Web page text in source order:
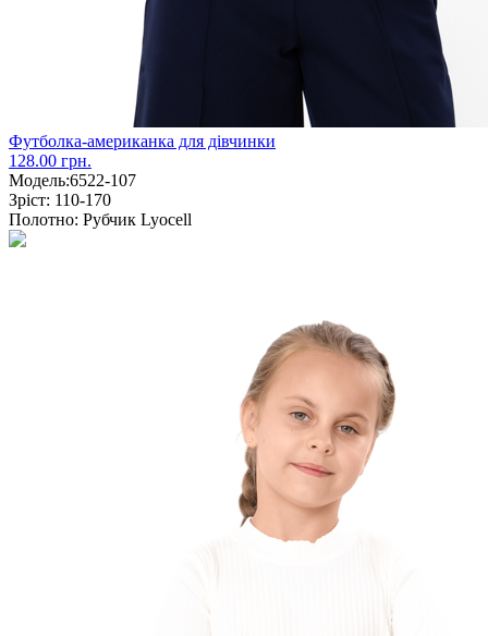
Футболка-американка для дівчинки
128.00 грн.
Модель:6522-107
Зріст: 110-170
Полотно: Рубчик Lyocell